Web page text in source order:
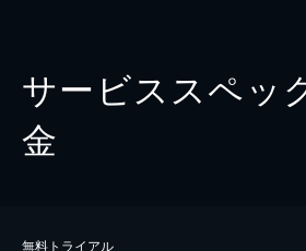
サービススペッ
金
無料トライアル